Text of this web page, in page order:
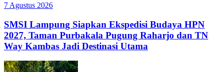
7 Agustus 2026
SMSI Lampung Siapkan Ekspedisi Budaya HPN
2027, Taman Purbakala Pugung Raharjo dan TN
Way Kambas Jadi Destinasi Utama